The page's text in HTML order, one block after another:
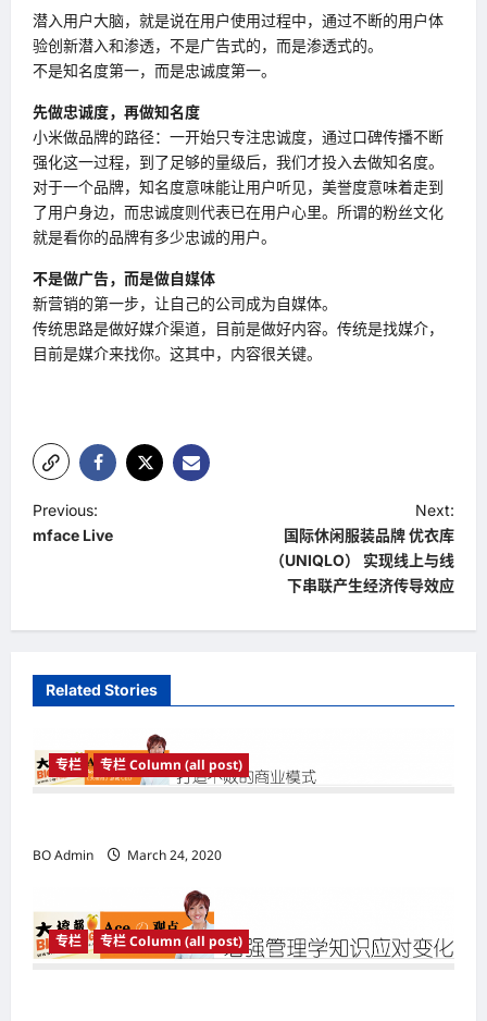
潜入用户大脑，就是说在用户使用过程中，通过不断的用户体
验创新潜入和渗透，不是广告式的，而是渗透式的。
不是知名度第一，而是忠诚度第一。
先做忠诚度，再做知名度
小米做品牌的路径：一开始只专注忠诚度，通过口碑传播不断
强化这一过程，到了足够的量级后，我们才投入去做知名度。
对于一个品牌，知名度意味能让用户听见，美誉度意味着走到
了用户身边，而忠诚度则代表已在用户心里。所谓的粉丝文化
就是看你的品牌有多少忠诚的用户。
不是做广告，而是做自媒体
新营销的第一步，让自己的公司成为自媒体。
传统思路是做好媒介渠道，目前是做好内容。传统是找媒介，
目前是媒介来找你。这其中，内容很关键。
P
o
a
v
i
g
t
o
n
Previous:
mface Live
Next:
国际休闲服装品牌 优衣库
（UNIQLO） 实现线上与线
下串联产生经济传导效应
Related Stories
专栏 专栏 Column (all post)
BO Admin March 24, 2020
专栏 专栏 Column (all post)